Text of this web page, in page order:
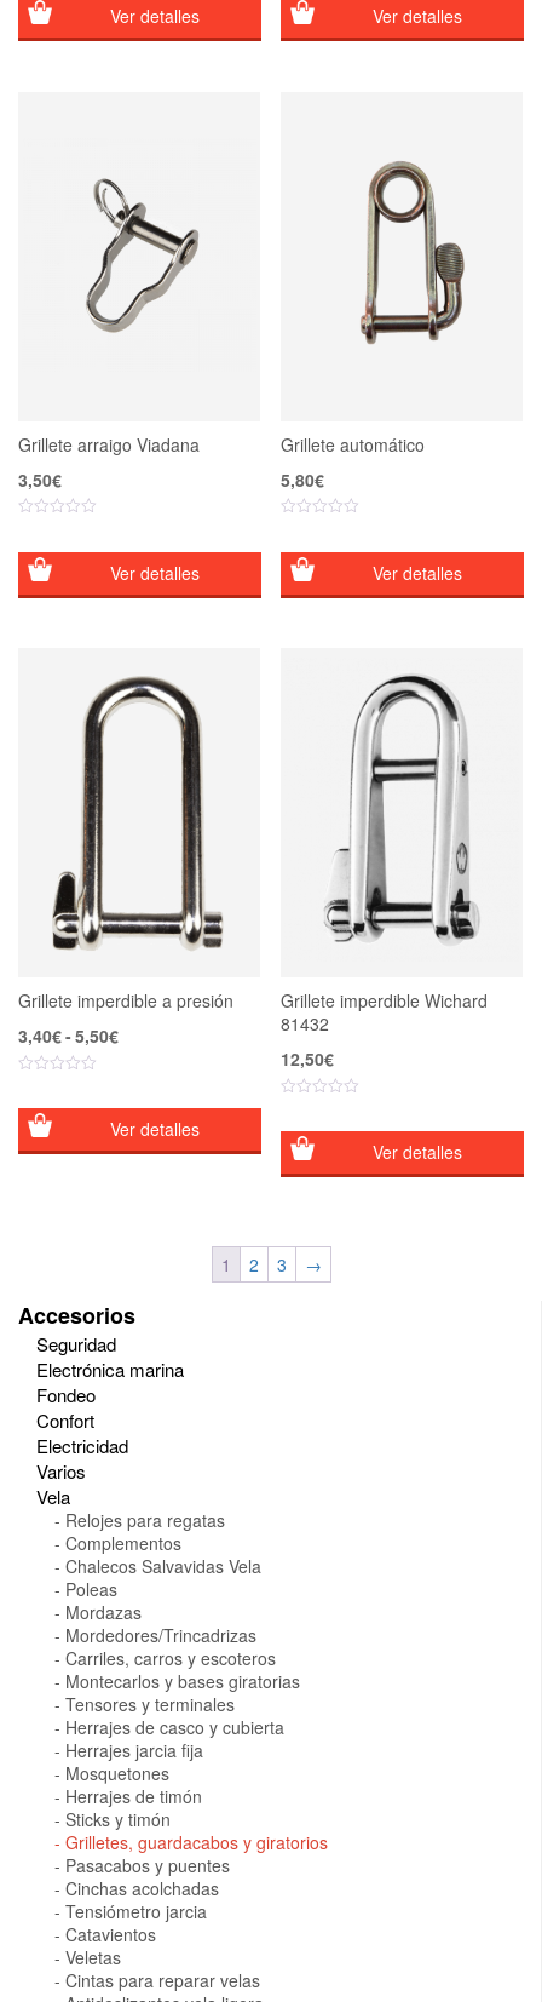
2,70€
hasta
Ver detalles
1,27€
hasta
Ver detalles
Grillete arraigo Viadana
3,50€
Ver detalles
Grillete automático
5,80€
Ver detalles
Grillete imperdible a presión
3,40€-5,50€Rango
desde
3,40€
hasta
Ver detalles
Grillete imperdible Wichard
81432
12,50€
Ver detalles
1 2 3 →
Accesorios
Seguridad
Electrónica marina
Fondeo
Confort
Electricidad
Varios
Vela
Relojes para regatas
Complementos
Chalecos Salvavidas Vela
Poleas
Mordazas
Mordedores/Trincadrizas
Carriles, carros y escoteros
Montecarlos y bases giratorias
Tensores y terminales
Herrajes de casco y cubierta
Herrajes jarcia fija
Mosquetones
Herrajes de timón
Sticks y timón
Grilletes, guardacabos y giratorios
Pasacabos y puentes
Cinchas acolchadas
Tensiómetro jarcia
Catavientos
Veletas
Cintas para reparar velas